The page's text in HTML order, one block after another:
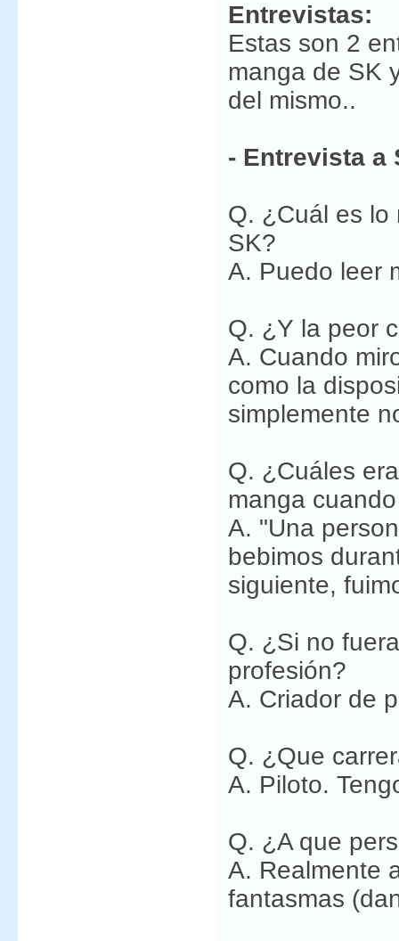
Entrevistas:
Estas son 2
manga de SK
del mismo..
- Entrevista a
Q. ¿Cuál es lo
SK?
A. Puedo leer
Q. ¿Y la peor
A. Cuando
como la
simplemente
Q. ¿Cuáles
manga
A. "Una
bebimos
siguiente,
Q. ¿Si no
profesión?
A. Criador de
Q. ¿Que
A. Piloto.
Q. ¿A que
A. Realmente
fantasmas